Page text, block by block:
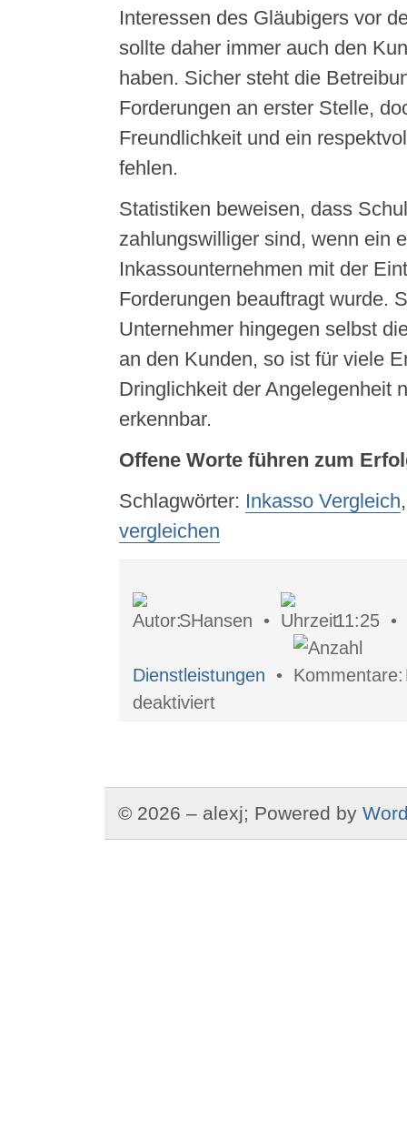
Interessen des Gläubigers vor
sollte daher immer auch den
haben. Sicher steht die
Forderungen an erster Stelle,
Freundlichkeit und ein
fehlen.
Statistiken beweisen, dass
zahlungswilliger sind, wenn ein
Inkassounternehmen mit der
Forderungen beauftragt wurde.
Unternehmer hingegen selbst
an den Kunden, so ist für viele
Dringlichkeit der Angelegenheit
erkennbar.
Offene Worte führen zum
Schlagwörter: Inkasso Vergleich
vergleichen
SHansen • 11:25 •
Dienstleistungen •
deaktiviertWoran
© 2026 – alexj; Powered by